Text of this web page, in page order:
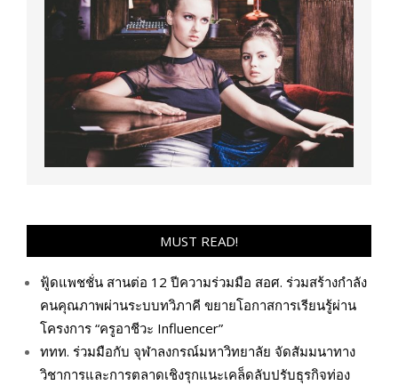
MUST READ!
ฟู้ดแพชชั่น สานต่อ 12 ปีความร่วมมือ สอศ. ร่วมสร้างกำลัง
คนคุณภาพผ่านระบบทวิภาคี ขยายโอกาสการเรียนรู้ผ่าน
โครงการ “ครูอาชีวะ Influencer”
ททท. ร่วมมือกับ จุฬาลงกรณ์มหาวิทยาลัย จัดสัมมนาทาง
วิชาการและการตลาดเชิงรุกแนะเคล็ดลับปรับธุรกิจท่อง